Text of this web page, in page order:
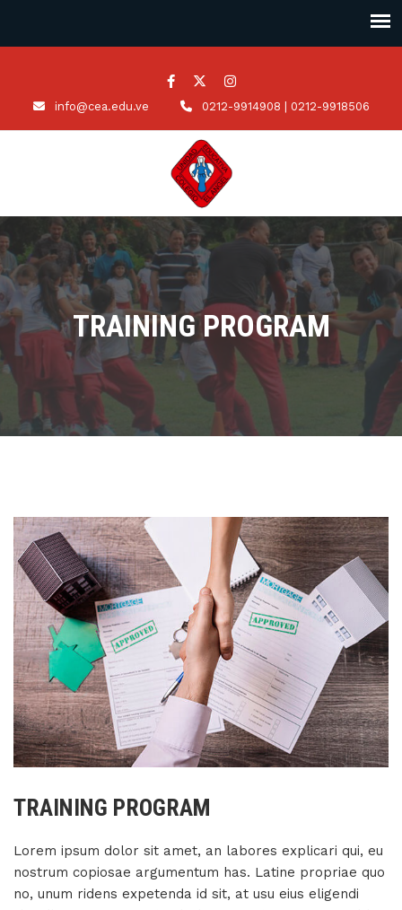
info@cea.edu.ve 0212-9914908 | 0212-9918506
TRAINING PROGRAM
TRAINING PROGRAM
Lorem ipsum dolor sit amet, an labores explicari qui, eu
nostrum copiosae argumentum has. Latine propriae quo
no, unum ridens expetenda id sit, at usu eius eligendi